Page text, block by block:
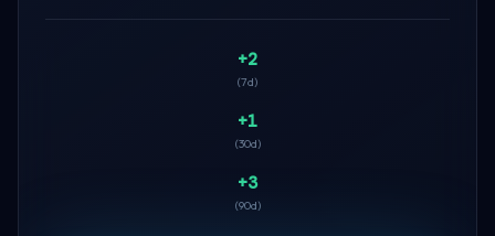
+2
(7d)
+1
(30d)
+3
(90d)